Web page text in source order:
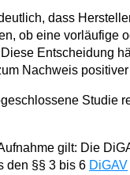
dass
ob eine vorläufige
Entscheidung
Nachweis
Studie
gilt: Die
den §§ 3 bis 6 DiGAV